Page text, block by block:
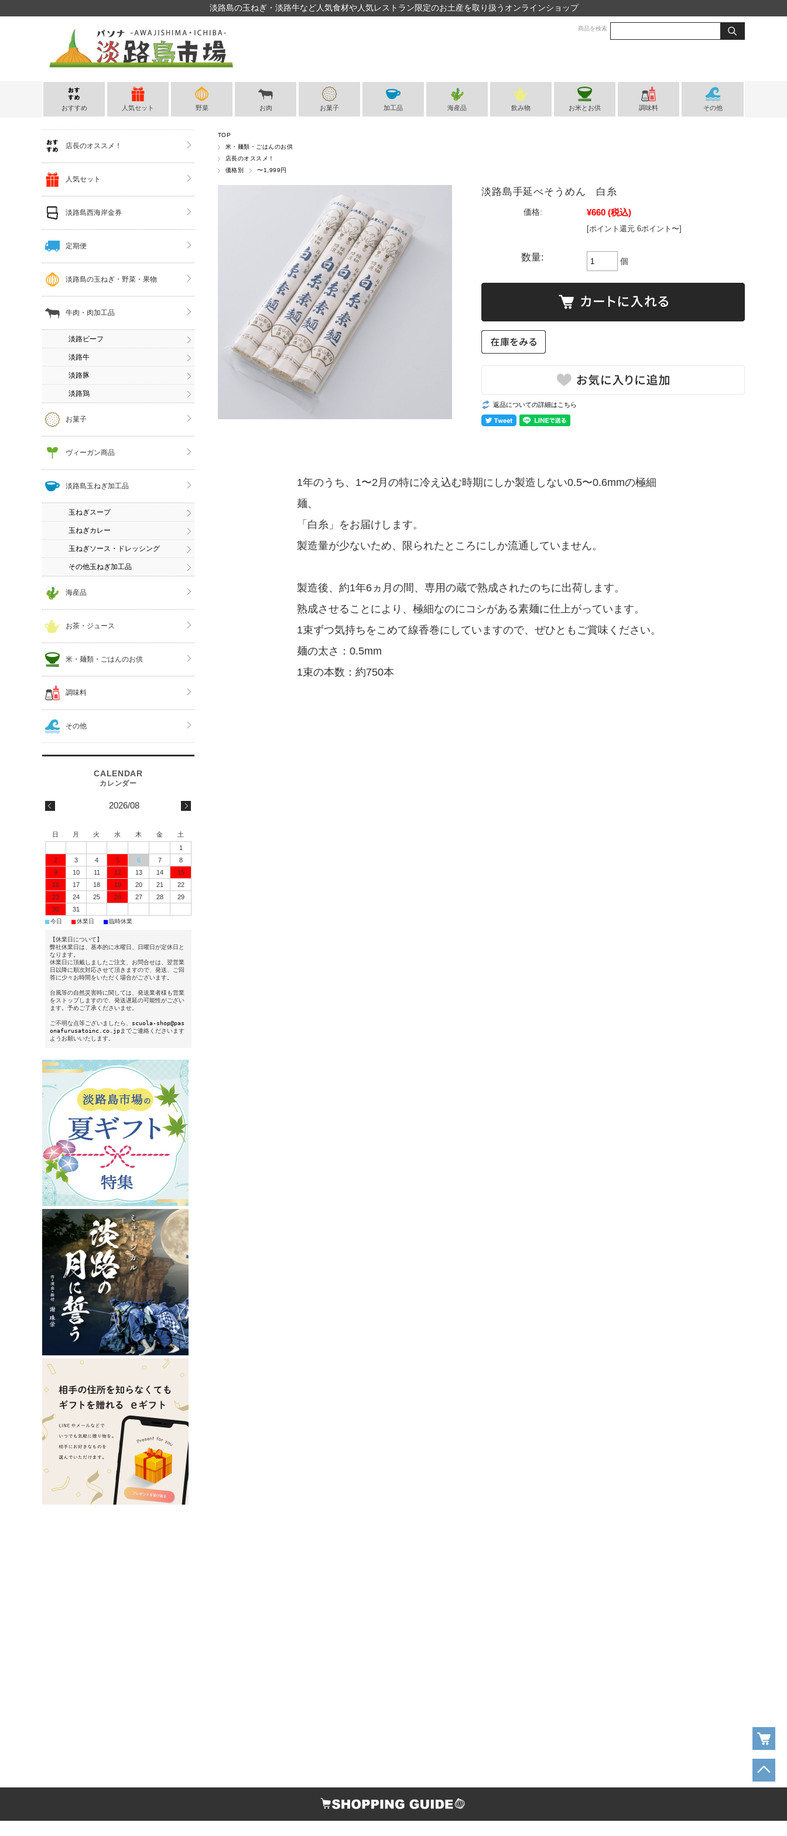
淡路島の玉ねぎ・淡路牛など人気食材や人気レストラン限定のお土産を取り扱うオンラインショップ
商品を検索
おすすめ 人気セット 野菜 お肉 お菓子 加工品 海産品 飲み物 お米とお供 調味料 その他
TOP
米・麺類・ごはんのお供
店長のオススメ！
価格別
〜1,999円
淡路島手延べそうめん 白糸
価格: ¥660 (税込)
[ポイント還元 6ポイント〜]
数量: 個
返品についての詳細はこちら
1年のうち、1〜2月の特に冷え込む時期にしか製造しない0.5〜0.6mmの極細
麺、
「白糸」をお届けします。
製造量が少ないため、限られたところにしか流通していません。
製造後、約1年6ヵ月の間、専用の蔵で熟成されたのちに出荷します。
熟成させることにより、極細なのにコシがある素麺に仕上がっています。
1束ずつ気持ちをこめて線香巻にしていますので、ぜひともご賞味ください。
麺の太さ：0.5mm
1束の本数：約750本
店長のオススメ！
人気セット
淡路島西海岸金券
定期便
淡路島の玉ねぎ・野菜・果物
牛肉・肉加工品
淡路ビーフ
淡路牛
淡路豚
淡路鶏
お菓子
ヴィーガン商品
淡路島玉ねぎ加工品
玉ねぎスープ
玉ねぎカレー
玉ねぎソース・ドレッシング
その他玉ねぎ加工品
海産品
お茶・ジュース
米・麺類・ごはんのお供
調味料
その他
2026/08
日 月 火 水 木 金
土
1
2
3 4 5 6 7
8
9
10 11 12 13 14
15
16
17 18 19 20 21
22
23
24 25 26 27 28
29
30
31
■今日 ■休業日 ■臨時休業
【休業日について】
弊社休業日は、基本的に水曜日、日曜日が定休日と
なります。
休業日に頂戴しましたご注文、お問合せは、翌営業
日以降に順次対応させて頂きますので、発送、ご回
答に少々お時間をいただく場合がございます。
台風等の自然災害時に関しては、発送業者様も営業
をストップしますので、発送遅延の可能性がござい
ます。予めご了承くださいませ。
ご不明な点等ございましたら、
scuola-shop@pas
onafurusatoinc.co.jpまでご連絡くださいます
ようお願いいたします。